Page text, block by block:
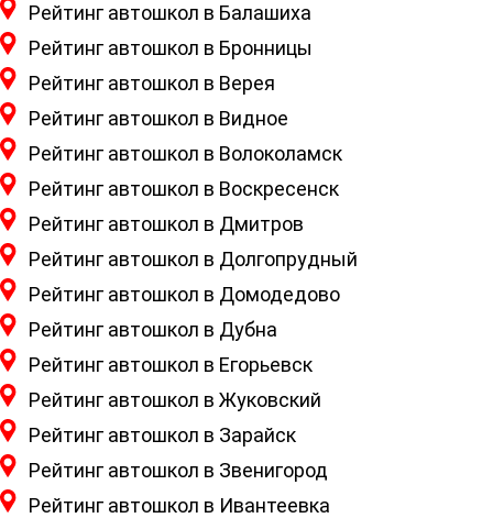
Рейтинг автошкол в Балашиха
Рейтинг автошкол в Бронницы
Рейтинг автошкол в Верея
Рейтинг автошкол в Видное
Рейтинг автошкол в Волоколамск
Рейтинг автошкол в Воскресенск
Рейтинг автошкол в Дмитров
Рейтинг автошкол в Долгопрудный
Рейтинг автошкол в Домодедово
Рейтинг автошкол в Дубна
Рейтинг автошкол в Егорьевск
Рейтинг автошкол в Жуковский
Рейтинг автошкол в Зарайск
Рейтинг автошкол в Звенигород
Рейтинг автошкол в Ивантеевка